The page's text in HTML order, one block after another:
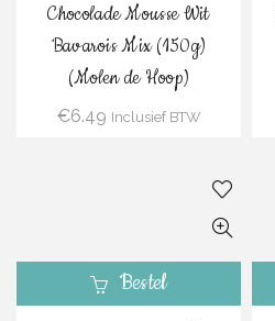
Chocolade Mousse Wit
Bavarois Mix (150g)
(Molen de Hoop)
€6.49 Inclusief BTW
Bestel